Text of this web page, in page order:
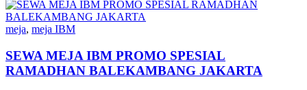
meja, meja IBM
SEWA MEJA IBM PROMO SPESIAL
RAMADHAN BALEKAMBANG JAKARTA